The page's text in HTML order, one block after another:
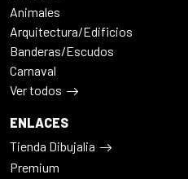
Animales
Arquitectura/Edificios
Banderas/Escudos
Carnaval
Ver todos
ENLACES
Tienda Dibujalia
Premium